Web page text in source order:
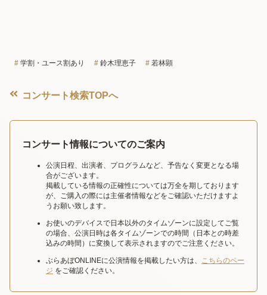
学割・ユース割あり 鈴木理恵子 若林顕
コンサート検索TOPへ
コンサート情報についてのご案内
公演日程、出演者、プログラムなど、予告なく変更となる場
合がございます。
掲載している情報の正確性については万全を期しております
が、ご購入の際には主催者情報などをご確認いただけますよ
うお願い致します。
お使いのデバイスで日本以外のタイムゾーンに設定してご覧
の場合、公演日時は各タイムゾーンでの時間（日本との時差
込みの時間）に変換して表示されますのでご注意ください。
ぶらあぼONLINEに公演情報を掲載したい方は、 こちらのペー
ジ をご確認ください。